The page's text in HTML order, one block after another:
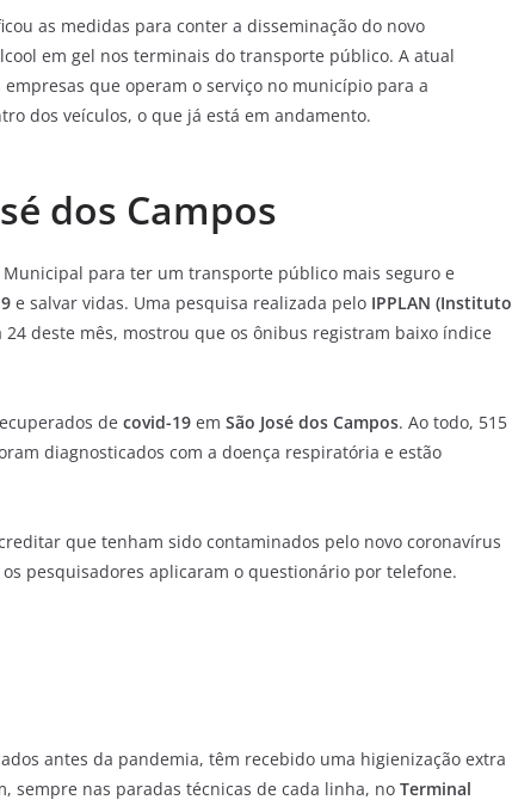
as medidas para conter a disseminação do novo
em gel nos terminais do transporte público. A atual
que operam o serviço no município para a
dos veículos, o que já está em andamento.
dos Campos
para ter um transporte público mais seguro e
e salvar vidas. Uma pesquisa realizada pelo IPPLAN (Instituto
24 deste mês, mostrou que os ônibus registram baixo índice
de covid-19 em São José dos Campos. Ao todo, 515
diagnosticados com a doença respiratória e estão
que tenham sido contaminados pelo novo coronavírus
pesquisadores aplicaram o questionário por telefone.
antes da pandemia, têm recebido uma higienização extra
sempre nas paradas técnicas de cada linha, no Terminal